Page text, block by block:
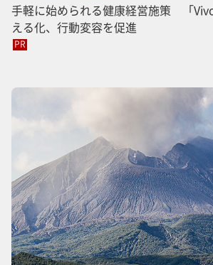
手軽に始められる健康経営施策 「
える化、行動変容を促進
PR